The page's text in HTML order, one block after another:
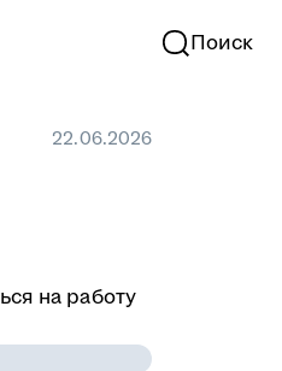
Поиск
22.06.2026
на работу